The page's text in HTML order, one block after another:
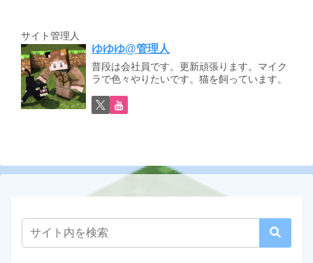
サイト管理人
ゆゆゆ@管理人
普段は会社員です。更新頑張ります。マイク
ラで色々やりたいです。猫を飼っています。